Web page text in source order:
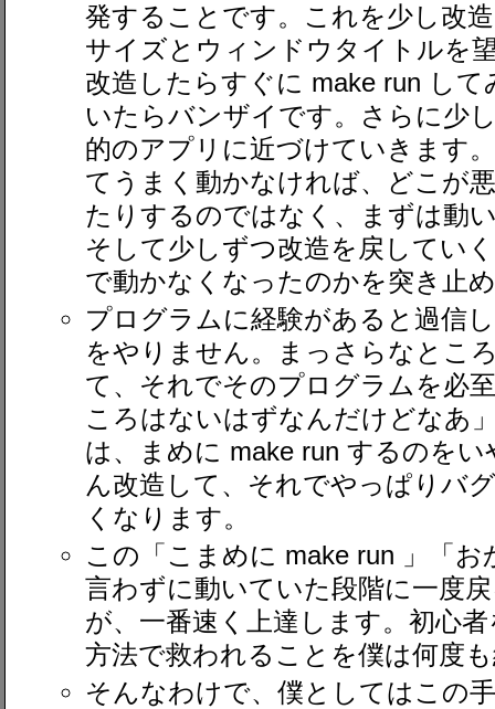
発することです。これを少し改
サイズとウィンドウタイトルを
改造したらすぐに make run し
いたらバンザイです。さらに少
的のアプリに近づけていきます
てうまく動かなければ、どこが
たりするのではなく、まずは動
そして少しずつ改造を戻してい
で動かなくなったのかを突き止
プログラムに経験があると過信
をやりません。まっさらなとこ
て、それでそのプログラムを必
ころはないはずなんだけどなあ
は、まめに make run するのを
ん改造して、それでやっぱりバ
くなります。
この「こまめに make run 」「
言わずに動いていた段階に一度
が、一番速く上達します。初心
方法で救われることを僕は何度
そんなわけで、僕としてはこの